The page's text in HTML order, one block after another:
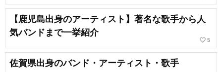
【鹿児島出身のアーティスト】著名な歌手から人
気バンドまで一挙紹介
favorite_border 5
佐賀県出身のバンド・アーティスト・歌手